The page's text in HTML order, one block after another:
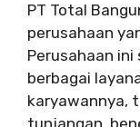
PT Total
perusahaan
Perusahaan
berbagai
karyawannya,